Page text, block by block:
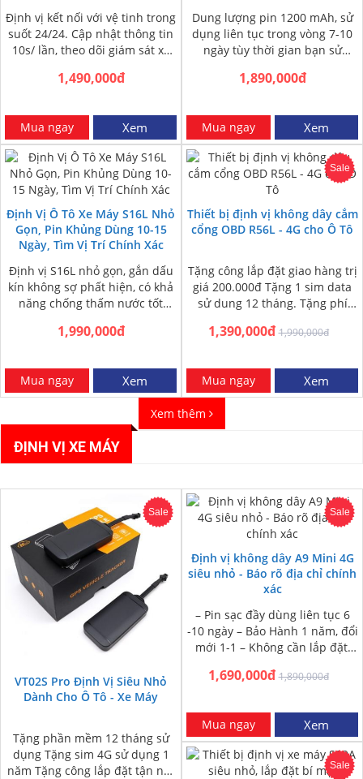
Định vị kết nối với vệ tinh trong
suốt 24/24. Cập nhật thông tin
10s/ lần, theo dõi giám sát xe
1,490,000đ
Mua ngay Xem
Dung lượng pin 1200 mAh, sử
dụng liên tục trong vòng 7-10
ngày tùy thời gian bạn sử
1,890,000đ
Mua ngay Xem
Định Vị Ô Tô Xe Máy S16L Nhỏ
Gọn, Pin Khủng Dùng 10-15
Ngày, Tìm Vị Trí Chính Xác
Định vị S16L nhỏ gọn, gắn dấu
kín không sợ phất hiện, có khả
năng chống thấm nước tốt
1,990,000đ
Mua ngay Xem
Sale
Thiết bị định vị không dây cắm
cổng OBD R56L - 4G cho Ô Tô
Tặng công lắp đặt giao hàng trị
giá 200.000đ Tặng 1 sim data
sử dung 12 tháng. Tặng phí
1,390,000đ 1,990,000đ
Mua ngay Xem
Xem thêm
ĐỊNH VỊ XE MÁY
Sale
VT02S Pro Định Vị Siêu Nhỏ
Dành Cho Ô Tô - Xe Máy
Tặng phần mềm 12 tháng sử
dụng Tặng sim 4G sử dụng 1
năm Tặng công lắp đặt tận nơi
Sale
Định vị không dây A9 Mini 4G
siêu nhỏ - Báo rõ địa chỉ chính
xác
– Pin sạc đầy dùng liên tục 6
-10 ngày – Bảo Hành 1 năm, đổi
mới 1-1 – Không cần lắp đặt,
1,690,000đ 1,890,000đ
Mua ngay Xem
Sale